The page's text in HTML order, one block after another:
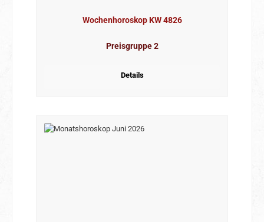
Wochenhoroskop KW 4826
Preisgruppe 2
Details